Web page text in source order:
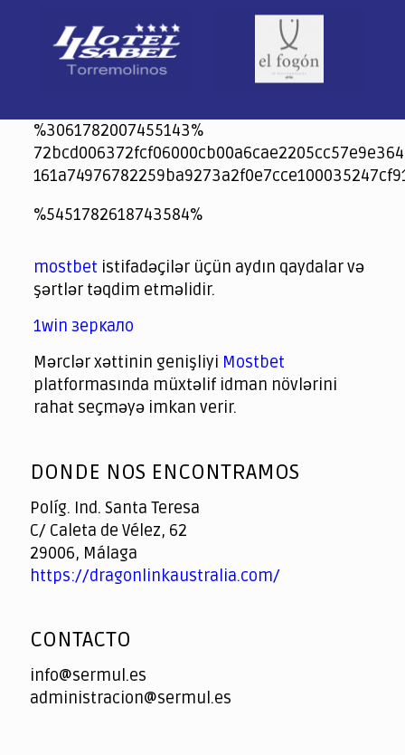
%3061782007455143%
jeetcity
1xbet
jeet city casino
%5451782618743584%
spintiger
Avabet
Spinrise
Crown Green
Crowngreen casino login
슈가 러쉬1000 슬롯
crazy time casino online
1xcasinozambia.com
codingworldnews.com
parimatch.kr
winorio
winorio casino
winorio
mostbet istifadəçilər üçün aydın qaydalar və
şərtlər təqdim etməlidir.
1win зеркало
Mərclər xəttinin genişliyi Mostbet
platformasında müxtəlif idman növlərini
rahat seçməyə imkan verir.
of
DONDE NOS ENCONTRAMOS
Políg. Ind. Santa Teresa
C/ Caleta de Vélez, 62
29006, Málaga
https://dragonlinkaustralia.com/
CONTACTO
info@sermul.es
administracion@sermul.es